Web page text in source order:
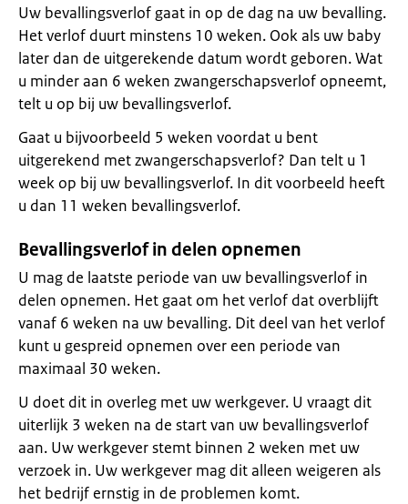
Uw bevallingsverlof gaat in op de dag na uw bevalling.
Het verlof duurt minstens 10 weken. Ook als uw baby
later dan de uitgerekende datum wordt geboren. Wat
u minder aan 6 weken zwangerschapsverlof opneemt,
telt u op bij uw bevallingsverlof.
Gaat u bijvoorbeeld 5 weken voordat u bent
uitgerekend met zwangerschapsverlof? Dan telt u 1
week op bij uw bevallingsverlof. In dit voorbeeld heeft
u dan 11 weken bevallingsverlof.
Bevallingsverlof in delen opnemen
U mag de laatste periode van uw bevallingsverlof in
delen opnemen. Het gaat om het verlof dat overblijft
vanaf 6 weken na uw bevalling. Dit deel van het verlof
kunt u gespreid opnemen over een periode van
maximaal 30 weken.
U doet dit in overleg met uw werkgever. U vraagt dit
uiterlijk 3 weken na de start van uw bevallingsverlof
aan. Uw werkgever stemt binnen 2 weken met uw
verzoek in. Uw werkgever mag dit alleen weigeren als
het bedrijf ernstig in de problemen komt.